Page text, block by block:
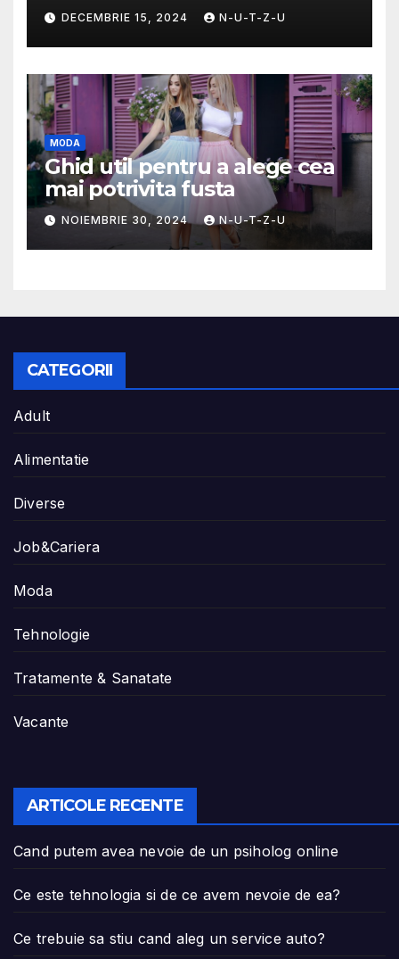
DECEMBRIE 15, 2024 N-U-T-Z-U
MODA
Ghid util pentru a alege cea
mai potrivita fusta
NOIEMBRIE 30, 2024 N-U-T-Z-U
CATEGORII
Adult
Alimentatie
Diverse
Job&Cariera
Moda
Tehnologie
Tratamente & Sanatate
Vacante
ARTICOLE RECENTE
Cand putem avea nevoie de un psiholog online
Ce este tehnologia si de ce avem nevoie de ea?
Ce trebuie sa stiu cand aleg un service auto?